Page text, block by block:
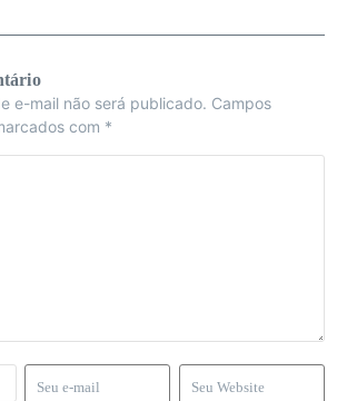
e-mail não será publicado. Campos
com *